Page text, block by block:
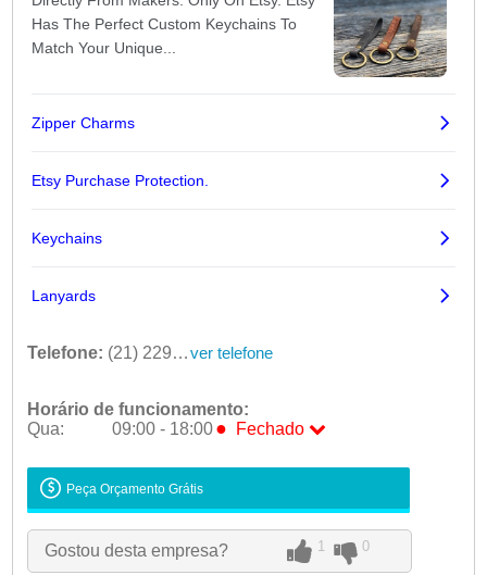
Telefone: (21) 2292-8756 ver telefone
Horário de funcionamento:
Qua:
09:00 - 18:00 ● Fechado
Ter:
09:00 - 18:00
Qua:
09:00 - 18:00●Fechado
Qui:
09:00 - 18:00
Peça Orçamento Grátis
Gostou desta empresa? 1 0